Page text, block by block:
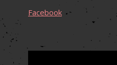
Facebook